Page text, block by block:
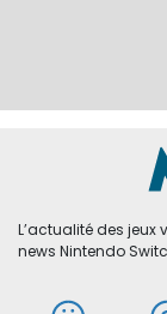
L’actualité des jeux
news Nintendo